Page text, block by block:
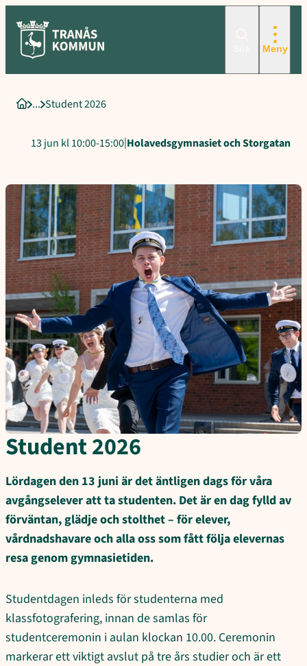
innehåll
Meny
StartsidaStudent 2026
13 jun kl 10:00-15:00|Holavedsgymnasiet och Storgatan
Student 2026
Lördagen den 13 juni är det äntligen dags för våra
avgångselever att ta studenten. Det är en dag fylld av
förväntan, glädje och stolthet – för elever,
vårdnadshavare och alla oss som fått följa elevernas
resa genom gymnasietiden.
Studentdagen inleds för studenterna med
klassfotografering, innan de samlas för
studentceremonin i aulan klockan 10.00. Ceremonin
markerar ett viktigt avslut på tre års studier och är ett